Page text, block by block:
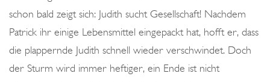
schon bald zeigt sich: Judith sucht Gesellschaft! Nachdem
Patrick ihr einige Lebensmittel eingepackt hat, hofft er, dass
die plappernde Judith schnell wieder verschwindet. Doch
der Sturm wird immer heftiger, ein Ende ist nicht